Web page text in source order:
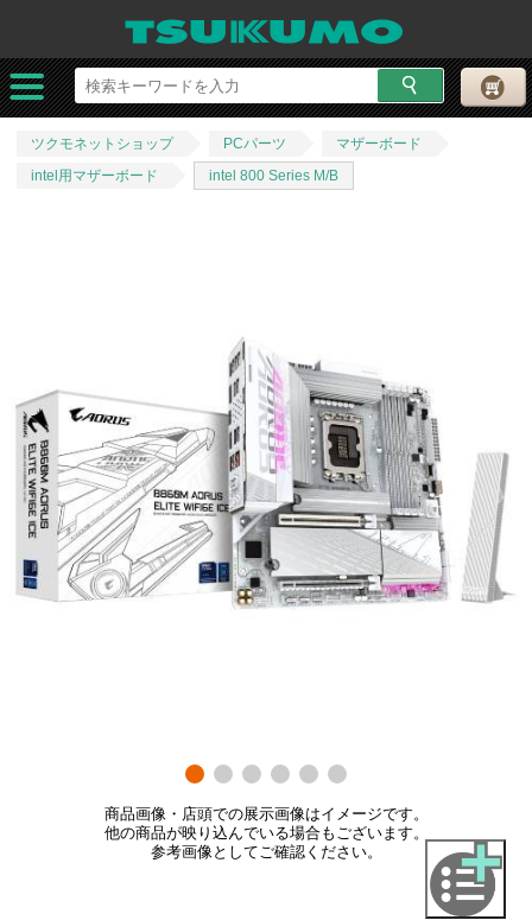
ツクモネットショップ PCパーツ
マザーボード
intel用マザーボード
intel 800 Series M/B
商品画像・店頭での展示画像はイメージです。
他の商品が映り込んでいる場合もございます。
参考画像としてご確認ください。